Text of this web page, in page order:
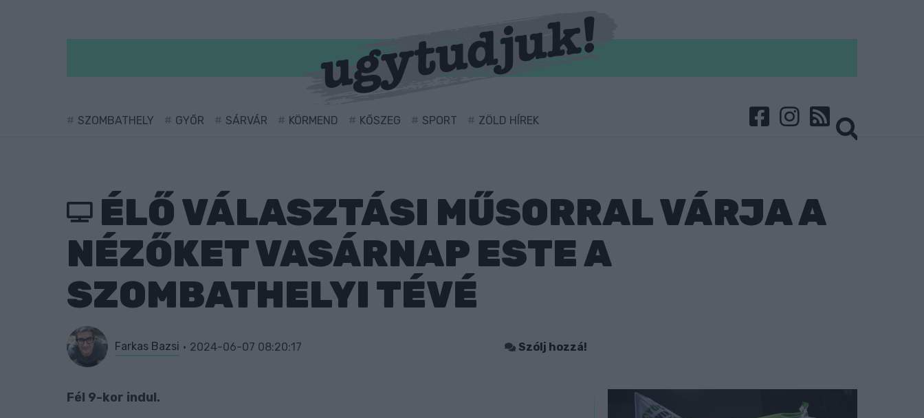
SZOMBATHELY GYŐR SÁRVÁR KÖRMEND KŐSZEG SPORT ZÖLD HÍREK
ÉLŐ VÁLASZTÁSI MŰSORRAL VÁRJA A
NÉZŐKET VASÁRNAP ESTE A
SZOMBATHELYI TÉVÉ
Farkas Bazsi 2024-06-07 08:20:17 Szólj hozzá!
Fél 9-kor indul.